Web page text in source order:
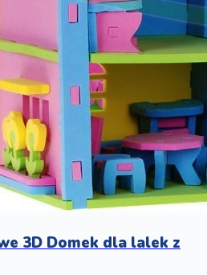
3D Domek dla lalek z